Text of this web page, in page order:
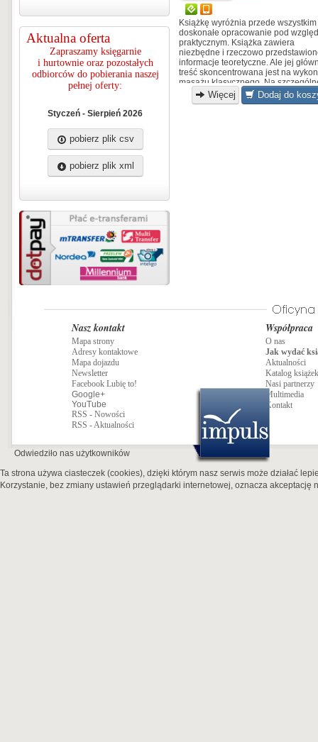
Aktualna oferta
Zapraszamy księgarnie
i hurtownie oraz pozostałych
odbiorców do pobierania naszej
pełnej oferty:
Styczeń - Sierpień 2026
pobierz plik csv
pobierz plik xml
Książkę wyróżnia przede
doskonałe opracowanie pod
praktycznym. Książka zawiera
niezbędne i rzeczowo
informacje teoretyczne. Ale jej
treść skoncentrowana jest na
masażu klasycznego. Na
uznanie zasługuje bogata i
przygotowana oprawa graficzna
Więcej Dodaj do
Nasz kontakt
Mapa strony
Adresy kontaktowe
Mapa dojazdu
Newsletter
Facebook Lubię to!
Google+
YouTube
RSS - Nowości
RSS - Aktualności
Współpraca
O nas
Jak wydać
Aktualności
Katalog książek
Nasi partnerzy
Multimedia
Kontakt
Odwiedziło nas użytkowników
Ta strona używa ciasteczek (cookies), dzięki którym nasz serwis może działać
Korzystanie, bez zmiany ustawień przeglądarki internetowej, oznacza akceptację